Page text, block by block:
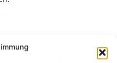
Vorschrift 3 ist für
unerlässlich, um die